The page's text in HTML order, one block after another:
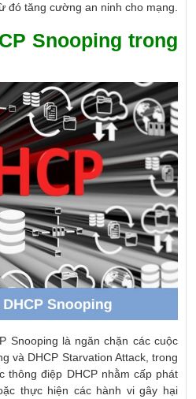
đó tăng cường an ninh cho mạng.
Snooping trong
Snooping là ngăn chặn các cuộc
và DHCP Starvation Attack, trong
thông điệp DHCP nhằm cấp phát
thực hiện các hành vi gây hại